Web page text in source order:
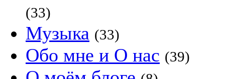
(33)
Музыка (33)
Обо мне и О нас (39)